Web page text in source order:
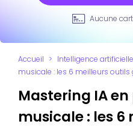
Aucune
Accueil > Intelligence artificielle
musicale : les 6 meilleurs
Mastering IA
musicale : les